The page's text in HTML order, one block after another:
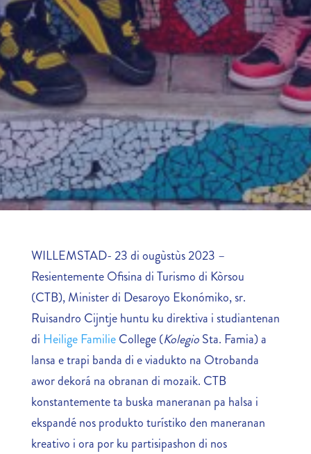
WILLEMSTAD- 23 di ougùstùs 2023 –
Resientemente Ofisina di Turismo di Kòrsou
(CTB), Minister di Desaroyo Ekonómiko, sr.
Ruisandro Cijntje huntu ku direktiva i studiantenan
di Heilige FamilieCollege (KolegioSta. Famia) a
lansa e trapi banda di e viadukto na Otrobanda
awor dekorá na obranan di mozaik. CTB
konstantemente ta buska maneranan pa halsa i
ekspandé nos produkto turístiko den maneranan
kreativo i ora por ku partisipashon di nos